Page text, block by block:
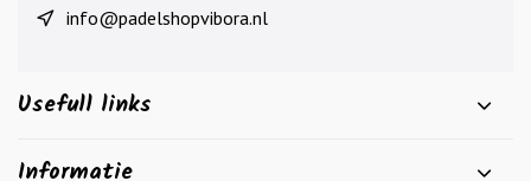
info@padelshopvibora.nl
Usefull links
Informatie